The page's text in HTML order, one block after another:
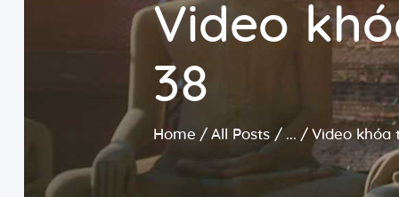
Video
38
Home All Posts ... Video khóa